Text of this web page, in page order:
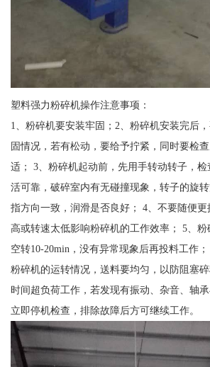
塑料强力粉碎机操作注意事项：
1、粉碎机要安装牢固；2、粉碎机安装完后
固情况，若有松动，要给予拧紧，同时要检
适； 3、粉碎机起动前，先用手转动转子，
活可靠，破碎室内有无碰撞现象，转子的旋
指方向一致，润滑是否良好； 4、不要随便
高或转速太低影响粉碎机的工作效率； 5、
空转10-20min，没有异常现象后再投料工作
粉碎机的运转情况，送料要均匀，以防阻塞
时间超负荷工作，若发现有振动、杂音、轴
立即停机检查，排除故障后方可继续工作。